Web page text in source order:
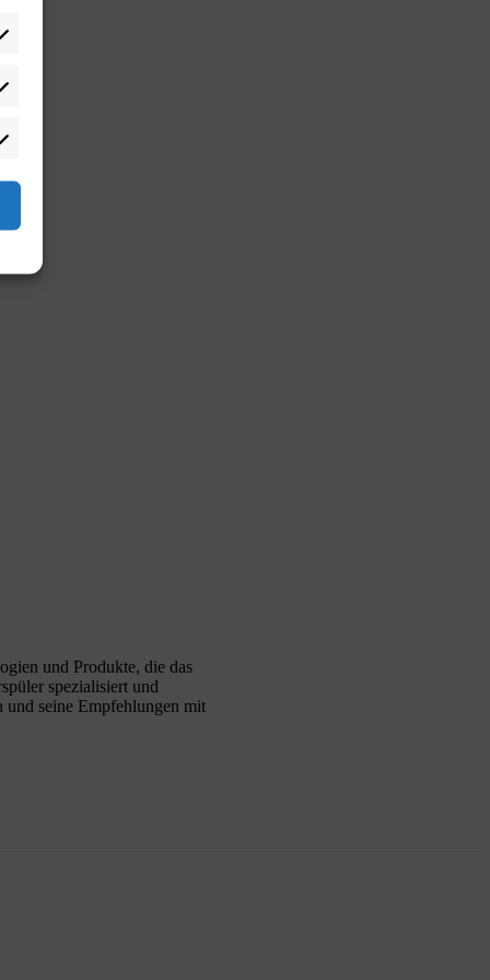
und Produkte, die das
spezialisiert und
seine Empfehlungen mit